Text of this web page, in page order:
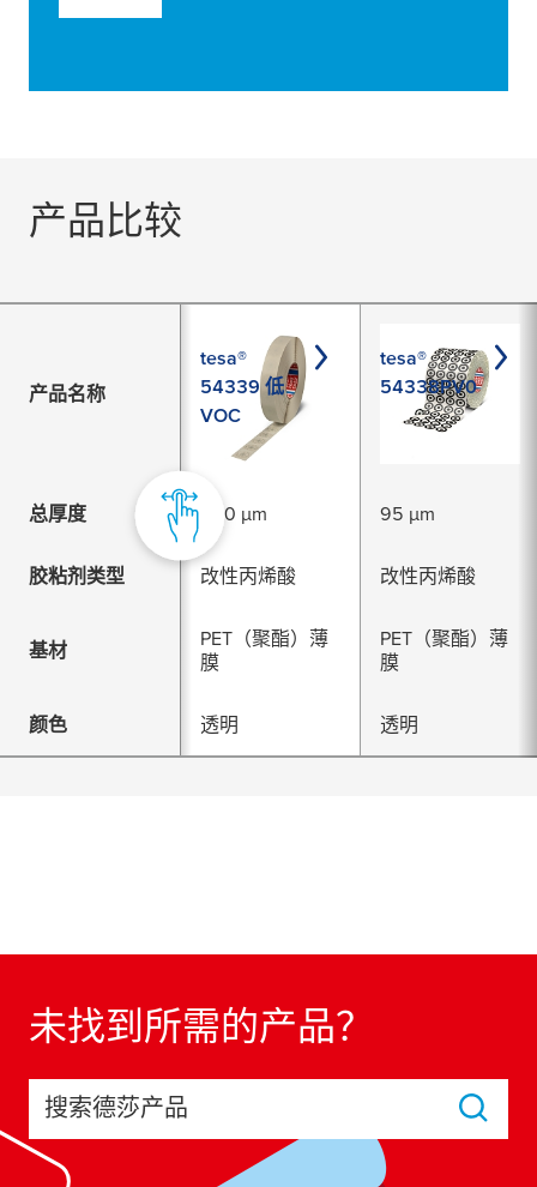
产品比较
产品名称
tesa®
54339 低
VOC
tesa®
54338PV0
总厚度 260 µm 95 µm
胶粘剂类型 改性丙烯酸 改性丙烯酸
基材
PET（聚酯）薄
膜
PET（聚酯）薄
膜
颜色 透明 透明
未找到所需的产品？
搜索德莎产品